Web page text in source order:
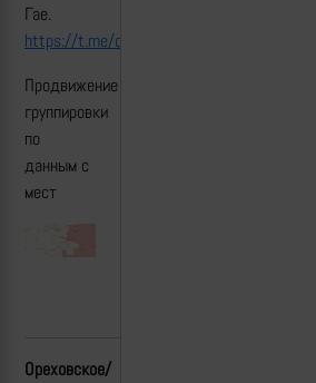
Гае.
https://t.me/caprice_online/11458
Продвижение
группировки
по
данным с
мест
Ореховское/